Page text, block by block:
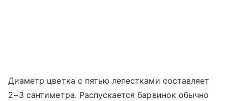
Диаметр цветка с пятью лепестками составляет
2−3 сантиметра. Распускается барвинок обычно